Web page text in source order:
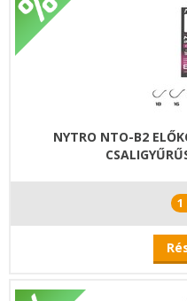
NYTRO NTO-B2
1